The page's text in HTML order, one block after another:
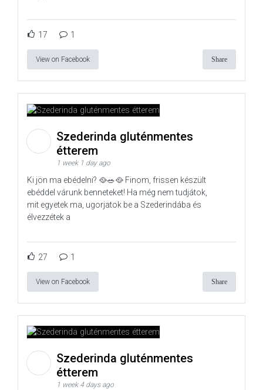
17 1
View on Facebook Share
Szederinda gluténmentes
étterem
1 week 1 day ago
Ki jön ma ebédelni? 🥘🥗🥘 Finom, frissen készült
ebéddel várunk benneteket! Ha még nem tudjátok,
mit egyetek ma, ugorjatok be a Szederindába és
élvezzétek a
27 1
View on Facebook Share
Szederinda gluténmentes
étterem
1 week 4 days ago